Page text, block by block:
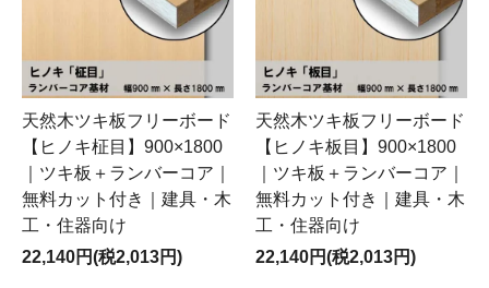
天然木ツキ板フリーボード
【ヒノキ柾目】900×1800
｜ツキ板＋ランバーコア｜
無料カット付き｜建具・木
工・住器向け
22,140円(税2,013円)
天然木ツキ板フリーボード
【ヒノキ板目】900×1800
｜ツキ板＋ランバーコア｜
無料カット付き｜建具・木
工・住器向け
22,140円(税2,013円)